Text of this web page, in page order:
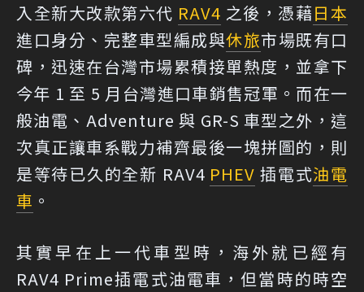
入全新大改款第六代 RAV4 之後，憑藉日本
進口身分、完整車型編成與休旅市場既有口
碑，迅速在台灣市場累積接單熱度，並拿下
今年 1 至 5 月台灣進口車銷售冠軍。而在一
般油電、Adventure 與 GR-S 車型之外，這
次真正讓車系戰力補齊最後一塊拼圖的，則
是等待已久的全新 RAV4 PHEV 插電式油電
車 。
其實早在上一代車型時，海外就已經有
RAV4 Prime插電式油電車，但當時的時空